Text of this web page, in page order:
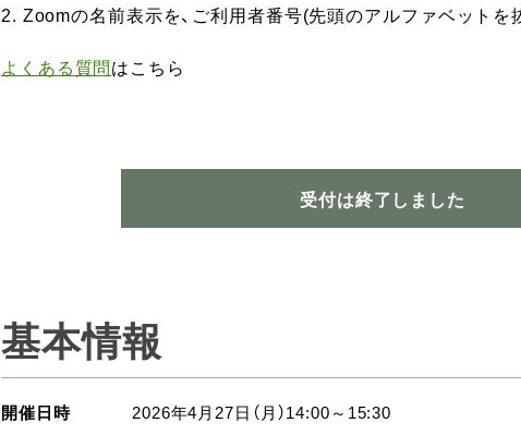
2. Zoomの名前表示を、ご利用者番号(先頭のアルファベットを
よくある質問はこちら
受付は終了しました
基本情報
開催日時
2026年4月27日（月）14:00～15:30